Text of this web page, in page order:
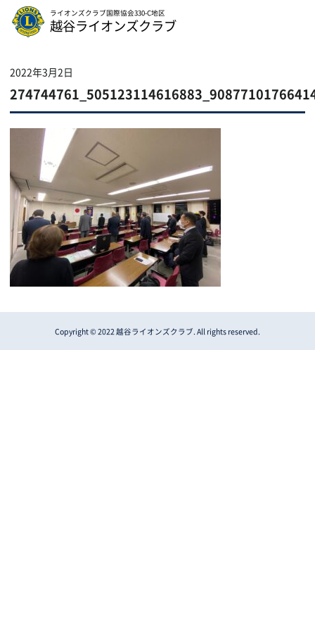
ライオンズクラブ国際協会330-C地区
越谷ライオンズクラブ
2022年3月2日
Copyright © 2022 越谷ライオンズクラブ. All rights reserved.